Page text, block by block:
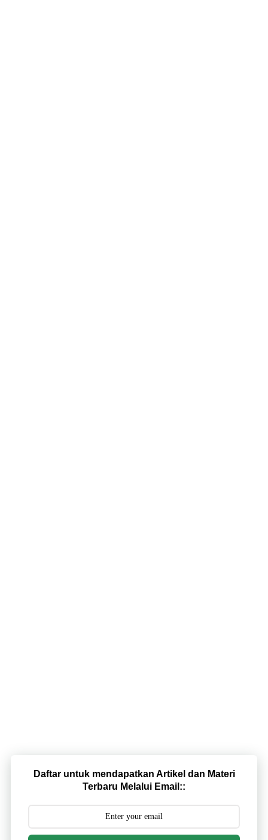
Daftar untuk mendapatkan Artikel dan Materi
Terbaru Melalui Email::